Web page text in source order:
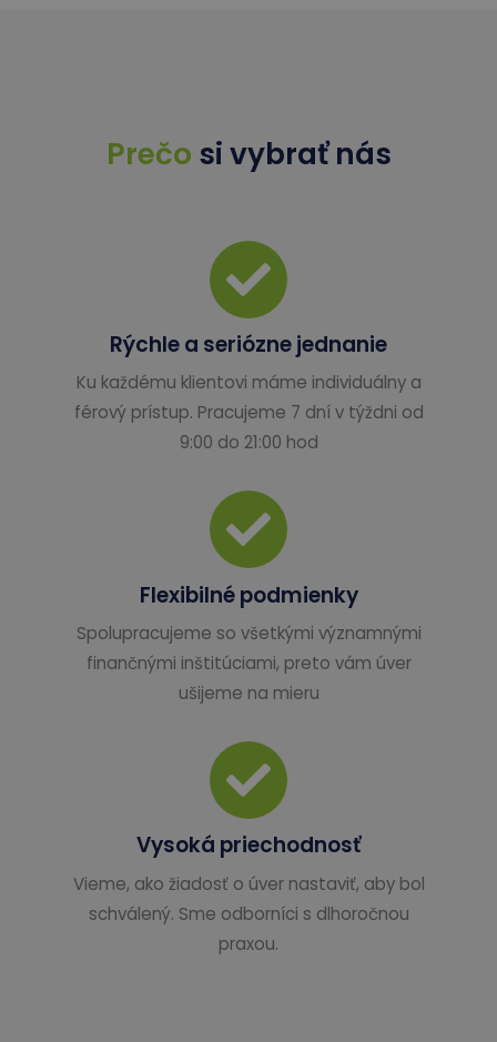
Prečo si vybrať nás
Rýchle a seriózne jednanie
Ku každému klientovi máme individuálny a
férový prístup. Pracujeme 7 dní v týždni od
9:00 do 21:00 hod
Flexibilné podmienky
Spolupracujeme so všetkými významnými
finančnými inštitúciami, preto vám úver
ušijeme na mieru
Vysoká priechodnosť
Vieme, ako žiadosť o úver nastaviť, aby bol
schválený. Sme odborníci s dlhoročnou
praxou.